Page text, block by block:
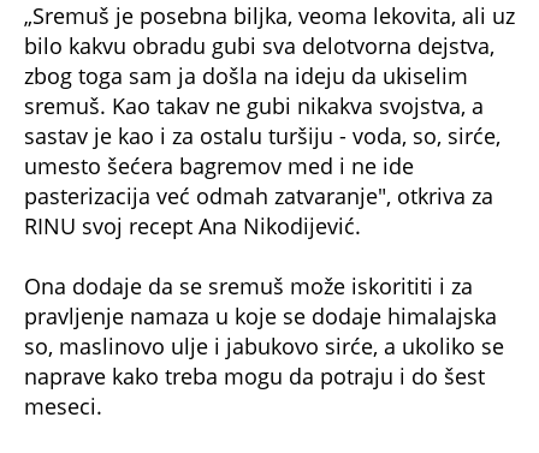
„Sremuš je posebna biljka, veoma lekovita, ali uz
bilo kakvu obradu gubi sva delotvorna dejstva,
zbog toga sam ja došla na ideju da ukiselim
sremuš. Kao takav ne gubi nikakva svojstva, a
sastav je kao i za ostalu turšiju - voda, so, sirće,
umesto šećera bagremov med i ne ide
pasterizacija već odmah zatvaranje", otkriva za
RINU svoj recept Ana Nikodijević.
Ona dodaje da se sremuš može iskorititi i za
pravljenje namaza u koje se dodaje himalajska
so, maslinovo ulje i jabukovo sirće, a ukoliko se
naprave kako treba mogu da potraju i do šest
meseci.